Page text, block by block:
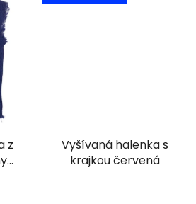
z
Vyšívaná halenka s
krajkou červená